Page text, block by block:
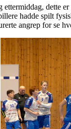
dette
hadde spilt
angrep for se